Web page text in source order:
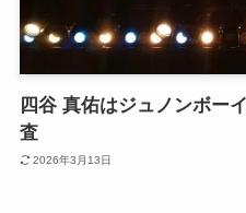
四谷 真佑はジュノンボー
査
2026年3月13日